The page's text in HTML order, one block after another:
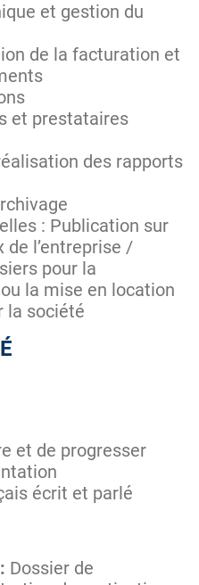
et gestion du
de la facturation et
et prestataires
des rapports
: Publication sur
de l’entreprise /
pour la
la mise en location
la société
et de progresser
écrit et parlé
Dossier de